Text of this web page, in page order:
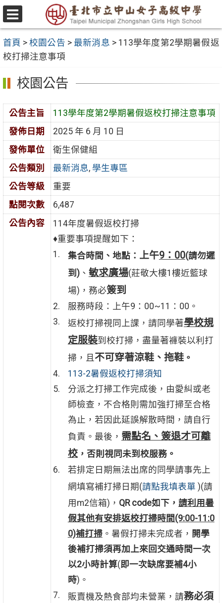
跳
至
要
內
容
區
選
單
首頁 >校園公告 > 最新消息 > 113學年度第2學期暑假返
校打掃注意事項
校園公告
公告主旨
113學年度第2學期暑假返校打掃注意事項
發佈日期
2025 年 6 月 10 日
發佈單位
衛生保健組
公告類別
最新消息, 學生專區
公告等級
重要
點閱次數
6,487
公告內容
114年度暑假返校打掃
♦重要事項提醒如下：
集合時間、地點： 上午9：00(請勿遲
到)、 敏求廣場(莊敬大樓1樓近籃球
場)，務必簽到
服務時段：上午9：00~11：00。
返校打掃視同上課，請同學著學校規
定服裝到校打掃，盡量著褲裝以利打
掃，且不可穿著涼鞋、拖鞋。
113-2暑假返校打掃須知
分派之打掃工作完成後，由愛糾或老
師檢查，不合格則需加強打掃至合格
為止，若因此延誤解散時間，請自行
負責。最後， 需點名、簽退才可離
校，否則視同未到校服務。
若排定日期無法出席的同學請事先上
網填寫補打掃日期(請點我填表單 )(請
用m2信箱)， QR code如下， 請利用暑
假其他有安排返校打掃時間(9:00-11:0
0)補打掃。暑假打掃未完成者， 開學
後補打掃須再加上來回交通時間一次
以2小時計算(即一次缺席要補4小
時)。
販賣機及熱食部均未營業，請務必須